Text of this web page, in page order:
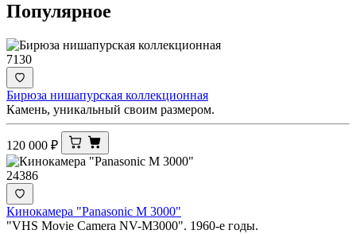
Популярное
7130
Бирюза нишапурская коллекционная
Камень, уникальный своим размером.
120 000 ₽
24386
Кинокамера "Panasonic M 3000"
"VHS Movie Camera NV-M3000". 1960-е годы.